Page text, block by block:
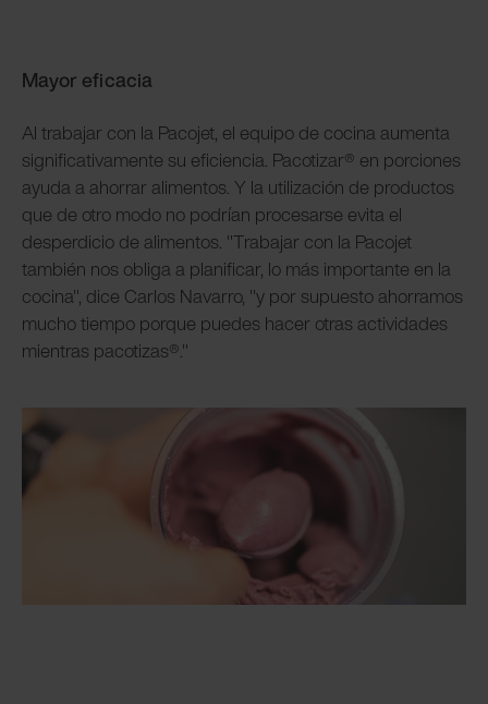
Mayor eficacia
Al trabajar con la Pacojet, el equipo de cocina aumenta
significativamente su eficiencia. Pacotizar® en porciones
ayuda a ahorrar alimentos. Y la utilización de productos
que de otro modo no podrían procesarse evita el
desperdicio de alimentos. "Trabajar con la Pacojet
también nos obliga a planificar, lo más importante en la
cocina", dice Carlos Navarro, "y por supuesto ahorramos
mucho tiempo porque puedes hacer otras actividades
mientras pacotizas®."